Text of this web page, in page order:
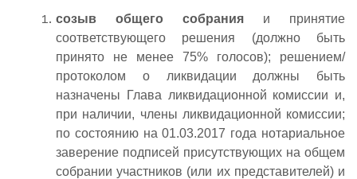
созыв общего собрания и принятие
соответствующего решения (должно быть
принято не менее 75% голосов); решением/
протоколом о ликвидации должны быть
назначены Глава ликвидационной комиссии и,
при наличии, члены ликвидационной комиссии;
по состоянию на 01.03.2017 года нотариальное
заверение подписей присутствующих на общем
собрании участников (или их представителей) и